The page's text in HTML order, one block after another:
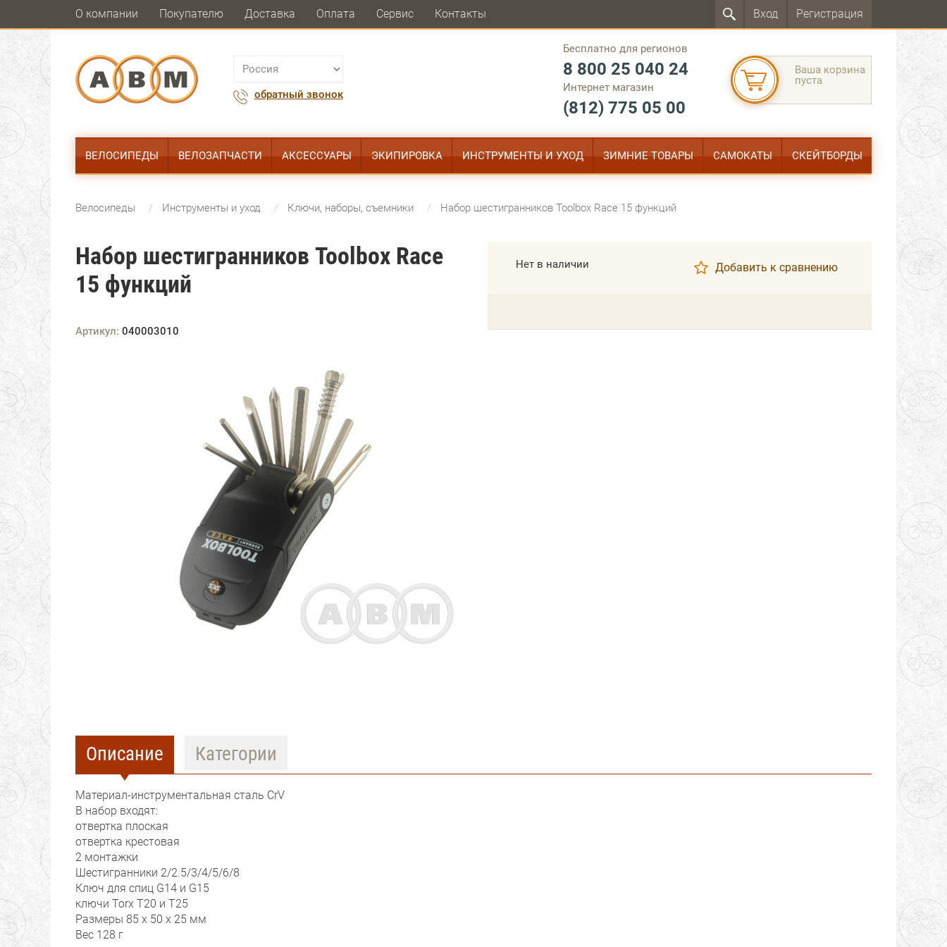
О компании Покупателю Доставка Оплата Сервис Контакты Вход Регистрация
обратный звонок
Бесплатно для регионов
8 800 25 040 24
Интернет магазин
(812) 775 05 00
Ваша корзина
пуста
ВЕЛОСИПЕДЫ ВЕЛОЗАПЧАСТИ АКСЕССУАРЫ ЭКИПИРОВКА ИНСТРУМЕНТЫ И УХОД ЗИМНИЕ ТОВАРЫ САМОКАТЫ СКЕЙТБОРДЫ
Велосипеды Инструменты и уход Ключи, наборы, съемники Набор шестигранников Toolbox Race 15 функций
Набор шестигранников Toolbox Race
15 функций
Артикул: 040003010
Нет в наличии Добавить к сравнению
Описание Категории
Материал-инструментальная сталь CrV
В набор входят:
отвертка плоская
отвертка крестовая
2 монтажки
Шестигранники 2/2.5/3/4/5/6/8
Ключ для спиц G14 и G15
ключи Torx Т20 и T25
Размеры 85 х 50 х 25 мм
Вес 128 г